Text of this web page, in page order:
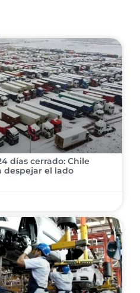
días cerrado: Chile
despejar el lado